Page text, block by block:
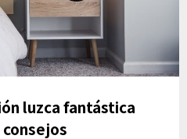
luzca fantástica